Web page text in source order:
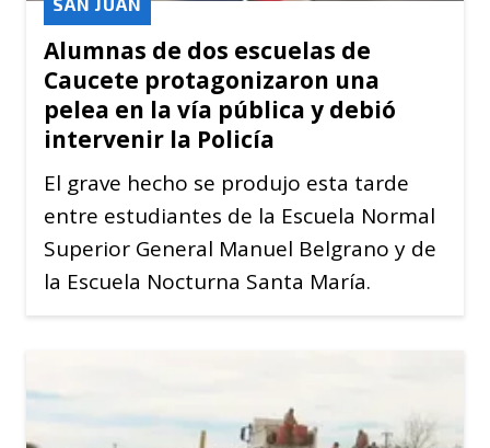
Alumnas de dos escuelas de
Caucete protagonizaron una
pelea en la vía pública y debió
intervenir la Policía
El grave hecho se produjo esta tarde
entre estudiantes de la Escuela Normal
Superior General Manuel Belgrano y de
la Escuela Nocturna Santa María.